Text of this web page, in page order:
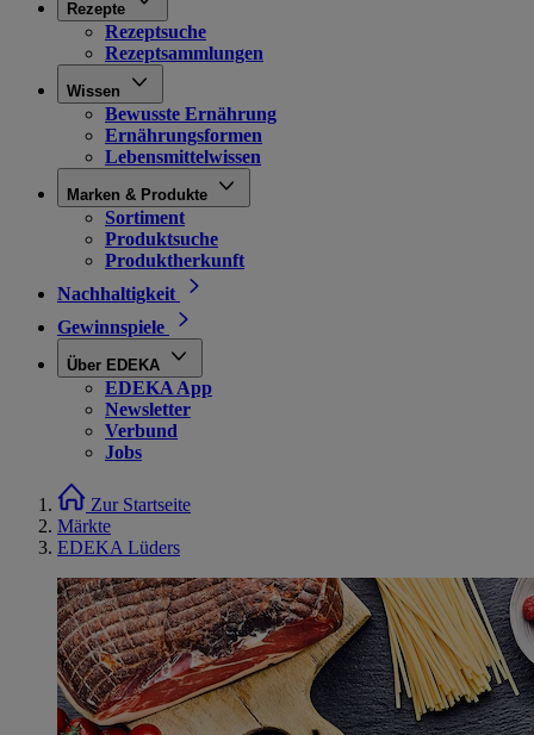
Rezepte
Rezeptsuche
Rezeptsammlungen
Wissen
Bewusste Ernährung
Ernährungsformen
Lebensmittelwissen
Marken & Produkte
Sortiment
Produktsuche
Produktherkunft
Nachhaltigkeit
Gewinnspiele
Über EDEKA
EDEKA App
Newsletter
Verbund
Jobs
Zur Startseite
Märkte
EDEKA Lüders